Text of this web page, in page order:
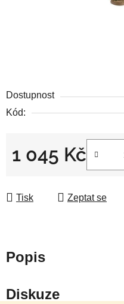
Dostupnost
Kód:
1 045 Kč
Tisk Zeptat se
Popis
Diskuze